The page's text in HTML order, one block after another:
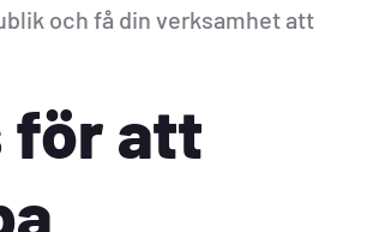
och få din verksamhet att
för att